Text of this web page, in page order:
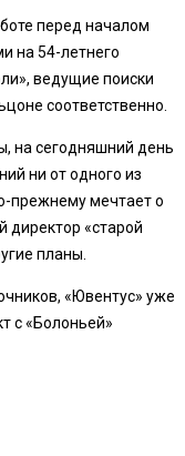
перед началом
на 54-летнего
ведущие поиски
соответственно.
на сегодняшний день
ни от одного из
прежнему мечтает о
директор «старой
планы.
«Ювентус» уже
с «Болоньей»